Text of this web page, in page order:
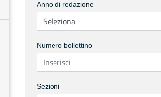
Anno di redazione
Numero bollettino
Sezioni